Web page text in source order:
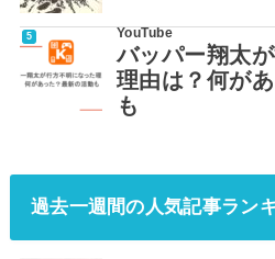
YouTube
バッパー翔太
理由は？何が
も
過去一週間の人気記事ラン